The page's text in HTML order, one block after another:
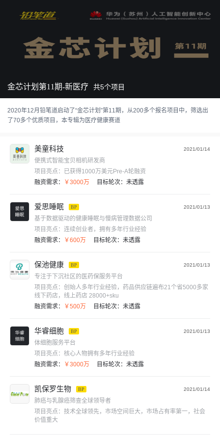
金芯计划第11期-新医疗 共5个项目
2020年12月铅笔道启动了“金芯计划”第11期，从200多个报名项目中，筛选出
了70多个优质项目，本专辑为医疗健康赛道
美童科技 2021/01/14
便携式智能宝贝相机研发商
项目亮点： 已获得1000万美元Pre-A轮融资
融资需求：
￥3000万 目标轮次： 未透露
爱思睡眠 BP 2021/01/13
基于数据驱动的健康睡眠与慢病管理数据公司
项目亮点： 连续创业者，拥有多年行业经验
融资需求：
￥600万 目标轮次： 未透露
保池健康 BP 2021/01/13
专注于下沉社区的医药保服务平台
项目亮点： 创始人多年行业经验，药品供应链遍布21个省5000多家
线下药店，线上药店 28000+sku
融资需求：
￥500万 目标轮次： 未透露
华睿细胞 BP 2021/01/13
体细胞服务平台
项目亮点： 核心人物拥有多年行业经验
融资需求：
￥3000万 目标轮次： 未透露
凯保罗生物 BP 2021/01/14
肺癌与乳腺癌筛查全球领导者
项目亮点： 技术全球领先，市场空间巨大，市场占有率第一，社会
价值重大